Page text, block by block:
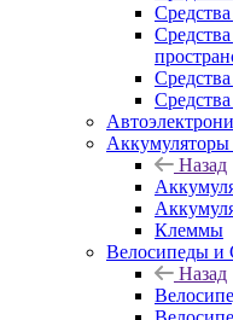
Назад
Клеммы
Велосипеды и
Назад